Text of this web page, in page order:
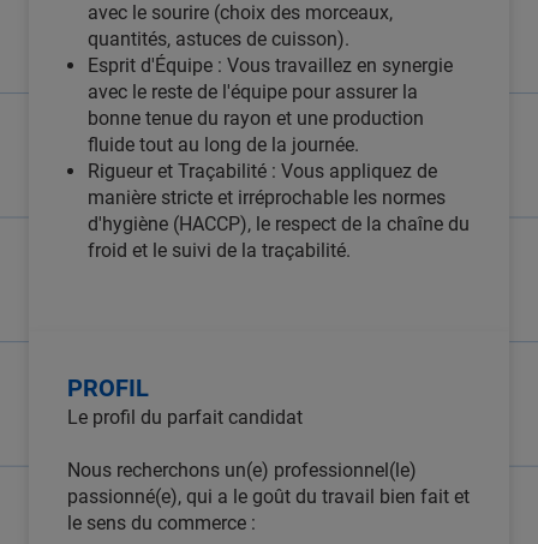
avec le sourire (choix des morceaux,
quantités, astuces de cuisson).
Esprit d'Équipe : Vous travaillez en synergie
avec le reste de l'équipe pour assurer la
bonne tenue du rayon et une production
fluide tout au long de la journée.
Rigueur et Traçabilité : Vous appliquez de
manière stricte et irréprochable les normes
d'hygiène (HACCP), le respect de la chaîne du
froid et le suivi de la traçabilité.
PROFIL
Le profil du parfait candidat
Nous recherchons un(e) professionnel(le)
passionné(e), qui a le goût du travail bien fait et
le sens du commerce :